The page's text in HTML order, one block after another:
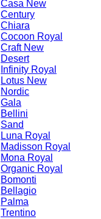
Casa New
Century
Chiara
Cocoon Royal
Craft New
Desert
Infinity Royal
Lotus New
Nordic
Gala
Bellini
Sand
Luna Royal
Madisson Royal
Mona Royal
Organic Royal
Bomonti
Bellagio
Palma
Trentino